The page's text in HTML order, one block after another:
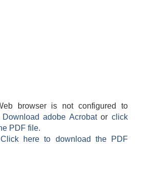
browser is not configured to
Download adobe Acrobatorclick
PDF file.
Click here to download the PDF